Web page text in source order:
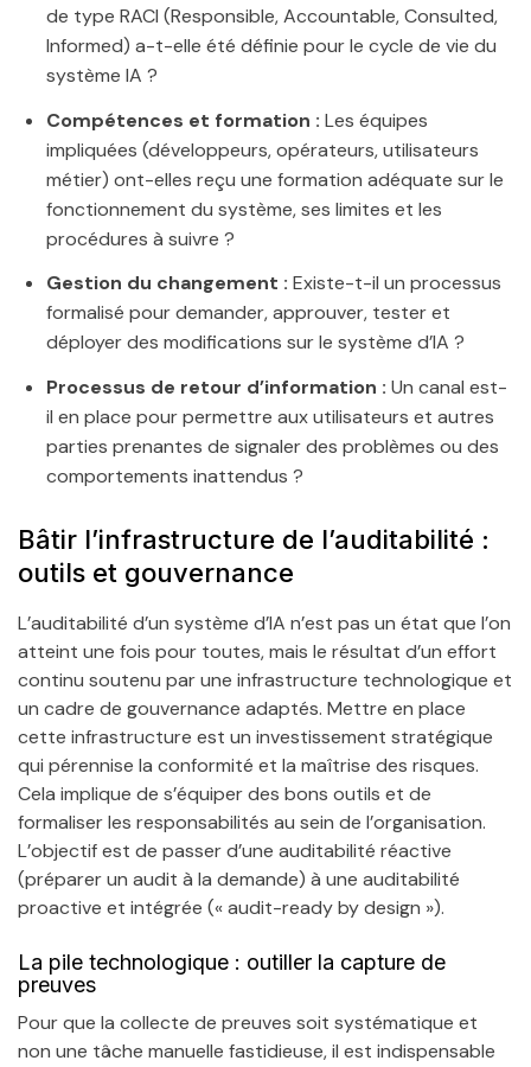
de type RACI (Responsible, Accountable, Consulted,
Informed) a-t-elle été définie pour le cycle de vie du
système IA ?
Compétences et formation : Les équipes
impliquées (développeurs, opérateurs, utilisateurs
métier) ont-elles reçu une formation adéquate sur le
fonctionnement du système, ses limites et les
procédures à suivre ?
Gestion du changement : Existe-t-il un processus
formalisé pour demander, approuver, tester et
déployer des modifications sur le système d’IA ?
Processus de retour d’information : Un canal est-
il en place pour permettre aux utilisateurs et autres
parties prenantes de signaler des problèmes ou des
comportements inattendus ?
Bâtir l’infrastructure de l’auditabilité :
outils et gouvernance
L’auditabilité d’un système d’IA n’est pas un état que l’on
atteint une fois pour toutes, mais le résultat d’un effort
continu soutenu par une infrastructure technologique et
un cadre de gouvernance adaptés. Mettre en place
cette infrastructure est un investissement stratégique
qui pérennise la conformité et la maîtrise des risques.
Cela implique de s’équiper des bons outils et de
formaliser les responsabilités au sein de l’organisation.
L’objectif est de passer d’une auditabilité réactive
(préparer un audit à la demande) à une auditabilité
proactive et intégrée (« audit-ready by design »).
La pile technologique : outiller la capture de
preuves
Pour que la collecte de preuves soit systématique et
non une tâche manuelle fastidieuse, il est indispensable